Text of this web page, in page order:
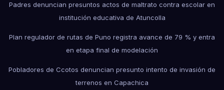
Padres denuncian presuntos actos de maltrato contra escolar en
institución educativa de Atuncolla
Plan regulador de rutas de Puno registra avance de 79 % y entra
en etapa final de modelación
Pobladores de Ccotos denuncian presunto intento de invasión de
terrenos en Capachica